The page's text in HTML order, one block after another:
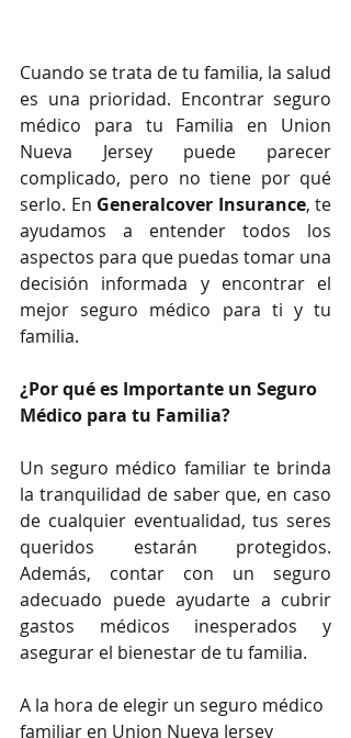
Cuando se trata de tu familia, la salud
es una prioridad. Encontrar seguro
médico para tu Familia en Union
Nueva Jersey puede parecer
complicado, pero no tiene por qué
serlo. En Generalcover Insurance, te
ayudamos a entender todos los
aspectos para que puedas tomar una
decisión informada y encontrar el
mejor seguro médico para ti y tu
familia.
¿Por qué es Importante un Seguro
Médico para tu Familia?
Un seguro médico familiar te brinda
la tranquilidad de saber que, en caso
de cualquier eventualidad, tus seres
queridos estarán protegidos.
Además, contar con un seguro
adecuado puede ayudarte a cubrir
gastos médicos inesperados y
asegurar el bienestar de tu familia.
A la hora de elegir un seguro médico
familiar en Union Nueva Jersey